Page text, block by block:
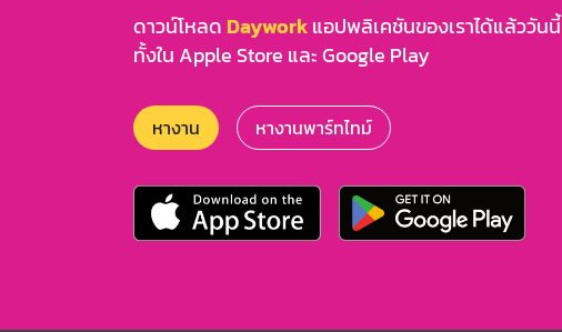
ดาวน์โหลด Dayworkแอปพลิเคชันของเราได้แล้ววันนี้
ทั้งใน Apple Store และ Google Play
หางาน หางานพาร์ทไทม์